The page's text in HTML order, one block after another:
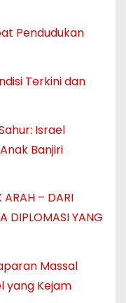
Pendudukan
Terkini dan
Israel
Banjiri
ARAH – DARI
DIPLOMASI YANG
Massal
yang Kejam